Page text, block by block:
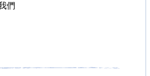
們